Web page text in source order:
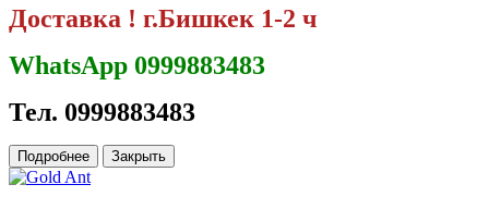
Доставка ! г.Бишкек 1-2 ч
WhatsApp 0999883483
Тел. 0999883483
Подробнее Закрыть